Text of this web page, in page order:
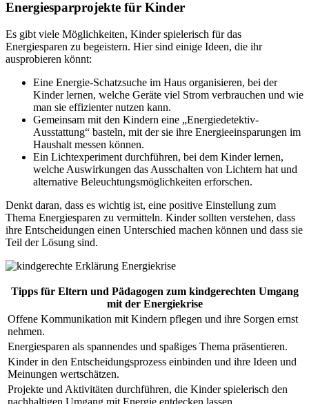
Energiesparprojekte für Kinder
Es gibt viele Möglichkeiten, Kinder spielerisch für das
Energiesparen zu begeistern. Hier sind einige Ideen, die ihr
ausprobieren könnt:
Eine Energie-Schatzsuche im Haus organisieren, bei der
Kinder lernen, welche Geräte viel Strom verbrauchen und wie
man sie effizienter nutzen kann.
Gemeinsam mit den Kindern eine „Energiedetektiv-
Ausstattung“ basteln, mit der sie ihre Energieeinsparungen im
Haushalt messen können.
Ein Lichtexperiment durchführen, bei dem Kinder lernen,
welche Auswirkungen das Ausschalten von Lichtern hat und
alternative Beleuchtungsmöglichkeiten erforschen.
Denkt daran, dass es wichtig ist, eine positive Einstellung zum
Thema Energiesparen zu vermitteln. Kinder sollten verstehen, dass
ihre Entscheidungen einen Unterschied machen können und dass sie
Teil der Lösung sind.
Tipps für Eltern und Pädagogen zum kindgerechten Umgang
mit der Energiekrise
Offene Kommunikation mit Kindern pflegen und ihre Sorgen ernst
nehmen.
Energiesparen als spannendes und spaßiges Thema präsentieren.
Kinder in den Entscheidungsprozess einbinden und ihre Ideen und
Meinungen wertschätzen.
Projekte und Aktivitäten durchführen, die Kinder spielerisch den
nachhaltigen Umgang mit Energie entdecken lassen.